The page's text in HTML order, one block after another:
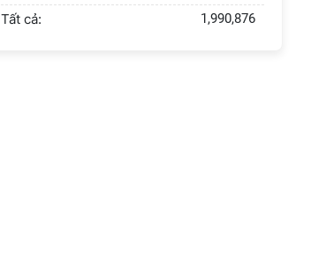
Tất cả: 1,990,876